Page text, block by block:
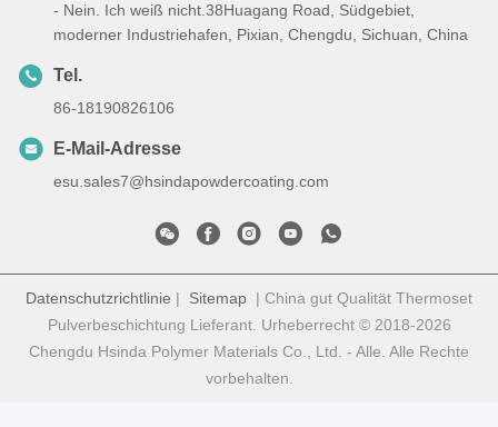
- Nein. Ich weiß nicht.38Huagang Road, Südgebiet,
moderner Industriehafen, Pixian, Chengdu, Sichuan, China
Tel.
86-18190826106
E-Mail-Adresse
esu.sales7@hsindapowdercoating.com
Datenschutzrichtlinie | Sitemap | China gut Qualität Thermoset
Pulverbeschichtung Lieferant. Urheberrecht © 2018-2026
Chengdu Hsinda Polymer Materials Co., Ltd. - Alle. Alle Rechte
vorbehalten.